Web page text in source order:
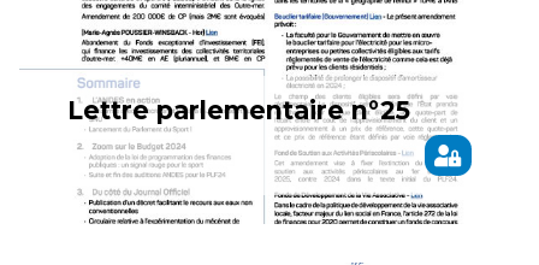
Lettre parlementaire n°25